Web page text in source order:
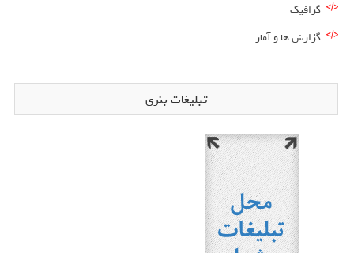
گرافیک
گزارش ها و آمار
تبلیغات بنری